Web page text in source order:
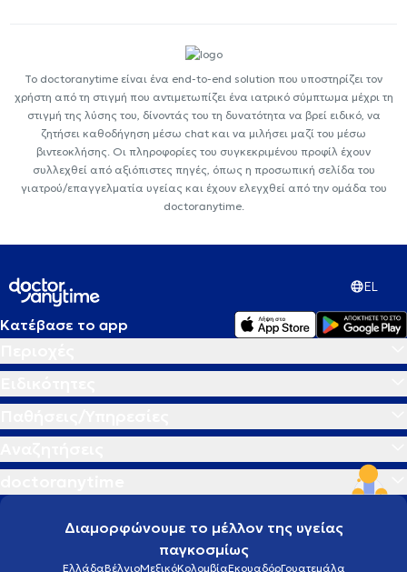
Το doctoranytime είναι ένα end-to-end solution που υποστηρίζει τον
χρήστη από τη στιγμή που αντιμετωπίζει ένα ιατρικό σύμπτωμα μέχρι τη
στιγμή της λύσης του, δίνοντάς του τη δυνατότητα να βρεί ειδικό, να
ζητήσει καθοδήγηση μέσω chat και να μιλήσει μαζί του μέσω
βιντεοκλήσης. Οι πληροφορίες του συγκεκριμένου προφίλ έχουν
συλλεχθεί από αξιόπιστες πηγές, όπως η προσωπική σελίδα του
γιατρού/επαγγελματία υγείας και έχουν ελεγχθεί από την ομάδα του
doctoranytime.
EL
Κατέβασε το app
Διαμορφώνουμε το μέλλον της υγείας
παγκοσμίως
ΕλλάδαΒέλγιοΜεξικόΚολομβίαΕκουαδόρΓουατεμάλα